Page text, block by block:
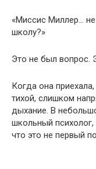
«Миссис Миллер…
школу?»
Это не был вопрос.
Когда она
тихой, слишком
дыхание. В
школьный
что это не первый